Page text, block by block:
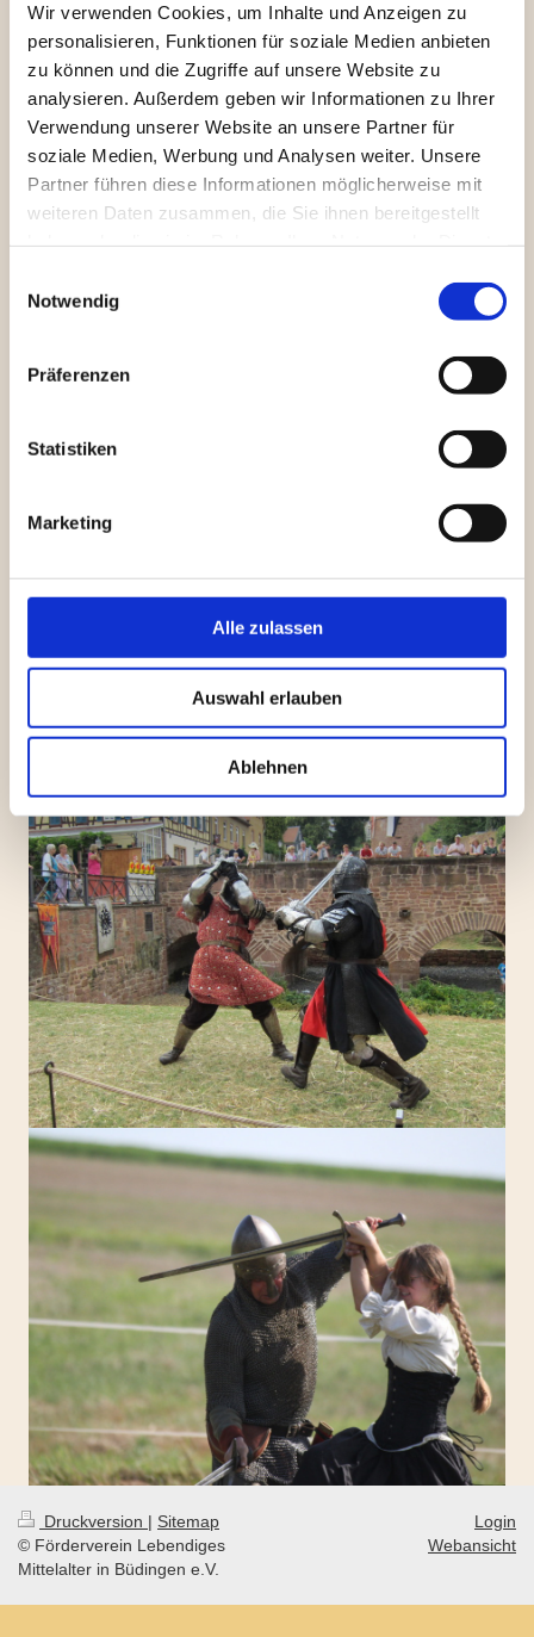
Wir verwenden Cookies, um Inhalte und Anzeigen zu
personalisieren, Funktionen für soziale Medien anbieten
zu können und die Zugriffe auf unsere Website zu
analysieren. Außerdem geben wir Informationen zu Ihrer
Verwendung unserer Website an unsere Partner für
soziale Medien, Werbung und Analysen weiter. Unsere
Partner führen diese Informationen möglicherweise mit
weiteren Daten zusammen, die Sie ihnen bereitgestellt
Notwendig
Präferenzen
Statistiken
Marketing
Alle zulassen
Auswahl erlauben
Ablehnen
Um dem interessierten Volke unser Wirken nahe
zu bringen, findet das Training ab Juli 2026 nun
unter neuer Aussrichtung und Leitung von Trainer
Luciano Warlo mit HEMA nach Johannes
Liechtenauerwieder statt.
Willst du mit uns die
bei unseren Übungsabenden unter
Für diese Einheiten stehen Equipment vom Verein
Klingen gekreuzt.
Bei Interesse meldet euch gerne bei
1. Vorsitzenden Markus Kraft
9351630).
Druckversion | Sitemap
© Förderverein Lebendiges
Mittelalter in Büdingen e.V.
Login
Webansicht